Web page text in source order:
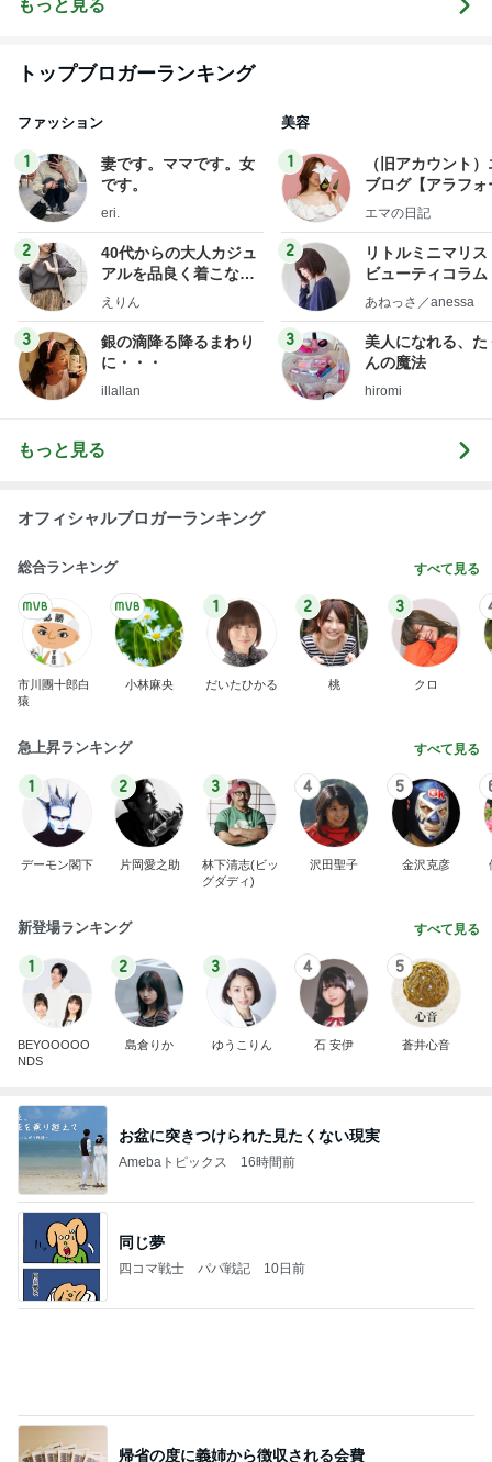
もっと見る
トップブロガーランキング
ファッション
1
妻です。ママです。女
です。
eri.
2
40代からの大人カジュ
アルを品良く着こなす
ファッションブログ
えりん
3
銀の滴降る降るまわり
に・・・
illallan
美容
1
（旧アカウント
ブログ【アラフォ
社売却セカンドラ
エマの日記
2
リトルミニマリス
ビューティコラ
little
あねっさ／anessa
3
美人になれる、た
んの魔法
hiromi
もっと見る
オフィシャルブロガーランキング
総合ランキング すべて見る
市川團十郎白
猿
小林麻央
1
だいたひかる
2
桃
3
クロ
急上昇ランキング すべて見る
1
デーモン閣下
2
片岡愛之助
3
林下清志(ビッ
グダディ)
4
沢田聖子
5
金沢克彦
新登場ランキング すべて見る
1
BEYOOOOO
NDS
2
島倉りか
3
ゆうこりん
4
石 安伊
5
蒼井心音
お盆に突きつけられた見たくない現実
Amebaトピックス 16時間前
同じ夢
四コマ戦士 パパ戦記 10日前
帰省の度に義姉から徴収される会費